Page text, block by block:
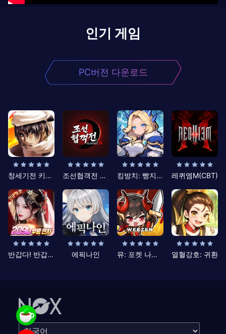
인기 게임
PC버전 다운로드
창세기전 키우기 조선협객전 클래식 킹방치: 빵지의 제왕 레퀴엠M(CBT)
반갑다! 반갑삼국지 에픽나인 뮤: 포켓 나이츠 열혈강호: 귀환